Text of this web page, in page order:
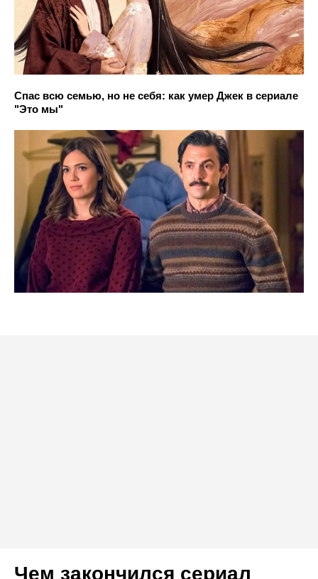
Спас всю семью, но не себя: как умер Джек в сериале
"Это мы"
Чем закончился сериал